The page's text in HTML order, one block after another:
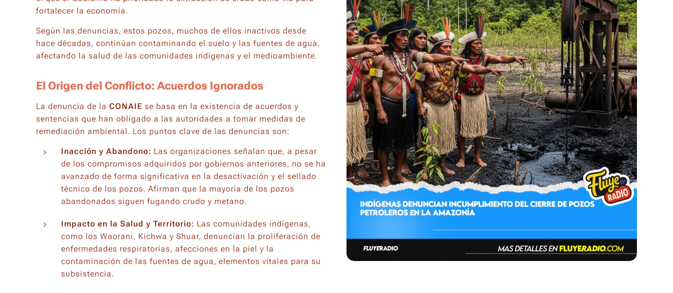
fortalecer la economía.
Según las denuncias, estos pozos, muchos de ellos inactivos desde
hace décadas, continúan contaminando el suelo y las fuentes de agua,
afectando la salud de las comunidades indígenas y el medioambiente.
El Origen del Conflicto: Acuerdos Ignorados
La denuncia de la CONAIE se basa en la existencia de acuerdos y
sentencias que han obligado a las autoridades a tomar medidas de
remediación ambiental. Los puntos clave de las denuncias son:
Inacción y Abandono: Las organizaciones señalan que, a pesar
de los compromisos adquiridos por gobiernos anteriores, no se ha
avanzado de forma significativa en la desactivación y el sellado
técnico de los pozos. Afirman que la mayoría de los pozos
abandonados siguen fugando crudo y metano.
Impacto en la Salud y Territorio: Las comunidades indígenas,
como los Waorani, Kichwa y Shuar, denuncian la proliferación de
enfermedades respiratorias, afecciones en la piel y la
contaminación de las fuentes de agua, elementos vitales para su
subsistencia.